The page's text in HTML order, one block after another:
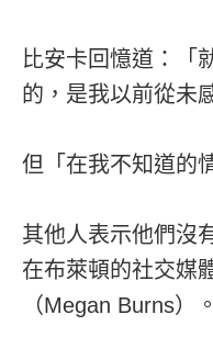
比安卡回憶道：「
的，是我以前從未
但「在我不知道的
其他人表示他們
在布萊頓的社交媒
（Megan Burns）。